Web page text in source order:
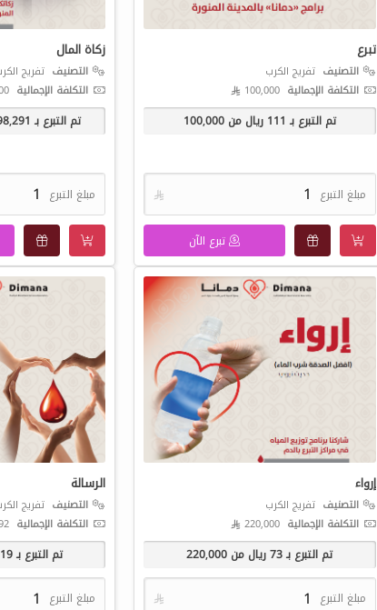
تبرع
التصنيف تفريج الكرب
التكلفة الإجمالية 100,000 
تم التبرع بـ 111 ريال من100,000
مبلغ التبرع 
تبرع الآن
زكاة المال
التصنيف تفريج
التكلفة الإجمالية
تم التبرع بـ
مبلغ التبرع
إرواء
التصنيف تفريج الكرب
التكلفة الإجمالية 220,000 
تم التبرع بـ73ريال من 220,000
مبلغ التبرع 
الرسالة
التصنيف تفريج
التكلفة الإجمالية
تم التبرع بـ19
مبلغ التبرع